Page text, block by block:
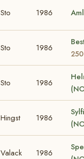
Sto 1986
Sto 1986
Sto 1986
Hingst 1986
Valack 1986